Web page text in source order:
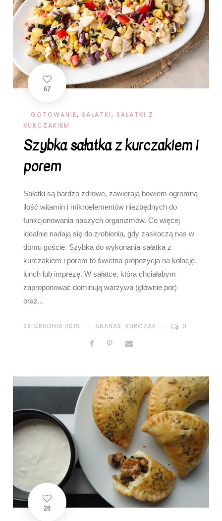
67
GOTOWANIE, SAŁATKI, SAŁATKI Z
KURCZAKIEM
Szybka sałatka z kurczakiem i
porem
Sałatki są bardzo zdrowe, zawierają bowiem ogromną
ilość witamin i mikroelementów niezbędnych do
funkcjonowania naszych organizmów. Co więcej
idealnie nadają się do zrobienia, gdy zaskoczą nas w
domu goście. Szybka do wykonania sałatka z
kurczakiem i porem to świetna propozycja na kolację,
lunch lub imprezę. W sałatce, która chciałabym
zaproponować dominują warzywa (głównie por)
oraz...
28 GRUDNIA 2019 ANANAS, KURCZAK 0
28